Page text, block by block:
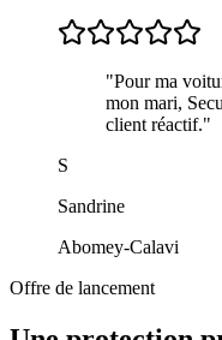
"Pour ma
mon mari,
client réactif."
S
Sandrine
Abomey-Calavi
Offre de lancement